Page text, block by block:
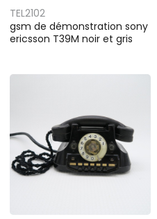
TEL2102
gsm de démonstration sony
ericsson T39M noir et gris